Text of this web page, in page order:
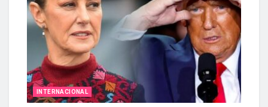
INTERNACIONAL